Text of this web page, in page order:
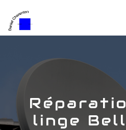
réparation lave-
linge